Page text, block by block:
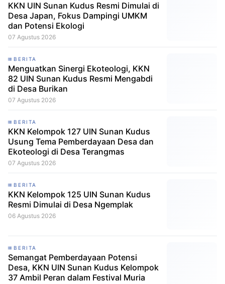
KKN UIN Sunan Kudus Resmi Dimulai di
Desa Japan, Fokus Dampingi UMKM
dan Potensi Ekologi
07 Agustus 2026
BERITA
Menguatkan Sinergi Ekoteologi, KKN
82 UIN Sunan Kudus Resmi Mengabdi
di Desa Burikan
07 Agustus 2026
BERITA
KKN Kelompok 127 UIN Sunan Kudus
Usung Tema Pemberdayaan Desa dan
Ekoteologi di Desa Terangmas
07 Agustus 2026
BERITA
KKN Kelompok 125 UIN Sunan Kudus
Resmi Dimulai di Desa Ngemplak
06 Agustus 2026
BERITA
Semangat Pemberdayaan Potensi
Desa, KKN UIN Sunan Kudus Kelompok
37 Ambil Peran dalam Festival Muria